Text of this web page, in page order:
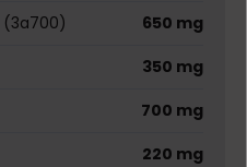
650 mg
350 mg
700 mg
220 mg